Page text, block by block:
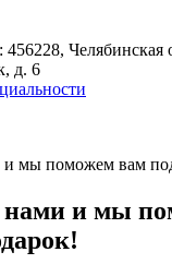
Челябинская
д. 6
нами и мы